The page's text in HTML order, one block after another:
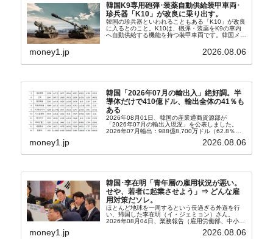
韓国K9専用砲弾･装薬自動供給装甲車両･
珍兵器「K10」が改良に乗り出す。
韓国の珍兵器といわれることもある「K10」が改良
に入るとのこと。K10は、砲弾・装薬をK9の車内
へ自動供給する機能を持つ装甲車両です。韓国メデ
から以下に一部を引きます。2005年に初めて...
money1.jp 2026.08.06
韓国「2026年07月の輸出入」絶好調。半
導体だけで410億ドル、輸出全体の41％も
ある
2026年08月01日、韓国の産業通商資源部が
「2026年07月の輸出入現況」を公表しました。
2026年07月輸出：988億8,700万ドル（62.8％）
money1.jp 2026.08.06
韓国･李在明「青年層の雇用状況が悪い。
せや、若者に起業させよう」⇒ どんな雇
用対策だソレ。
ほとんど地球を一周するという長過ぎる外遊を行
い、帰国した李在明（イ・ジェミョン）さん。
2026年08月04日、業務報告（雇用労働部、中小ベ
上、韓国大統領に成りおおせた李在明（イ・ジェミ
money1.jp 2026.08.06